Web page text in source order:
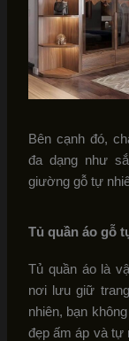
Bên cạnh đó,
đa dạng như
giường gỗ tự
Tủ quần áo gỗ
Tủ quần áo là
nơi lưu giữ
nhiên, bạn
đẹp ấm áp và tự